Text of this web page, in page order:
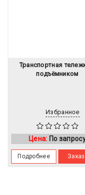
Транспортная
подъёмником
Избранное
Цена: По
Подробнее